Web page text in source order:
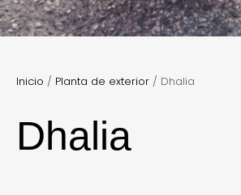
Inicio / Planta de exterior / Dhalia
Dhalia